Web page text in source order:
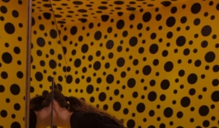
A primeira
exposição com
abóboras foi em
1946, em
Matsumoto.